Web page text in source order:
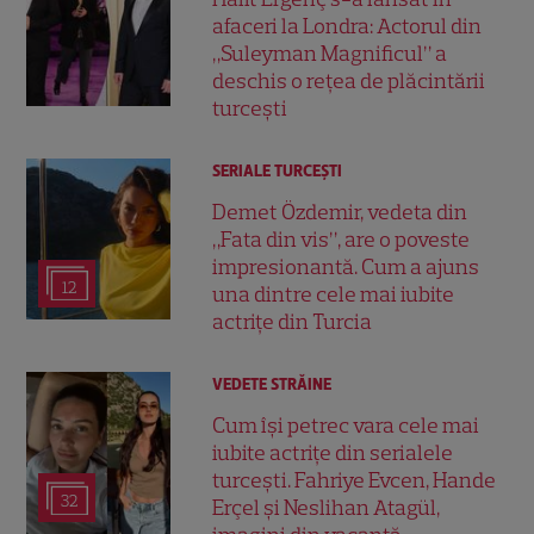
afaceri la Londra: Actorul din
„Suleyman Magnificul” a
deschis o rețea de plăcintării
turcești
12
SERIALE TURCEŞTI
Demet Özdemir, vedeta din
„Fata din vis”, are o poveste
impresionantă. Cum a ajuns
una dintre cele mai iubite
actrițe din Turcia
32
VEDETE STRĂINE
Cum își petrec vara cele mai
iubite actrițe din serialele
turcești. Fahriye Evcen, Hande
Erçel și Neslihan Atagül,